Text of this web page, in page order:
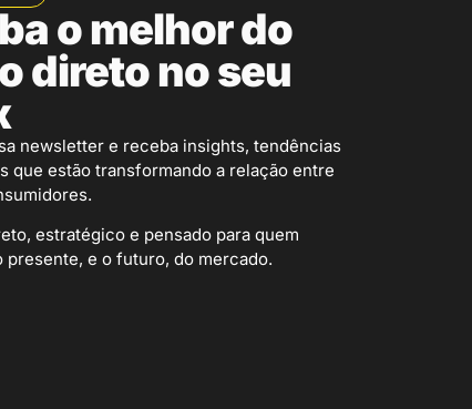
o melhor do
direto no seu
newsletter e receba insights, tendências
que estão transformando a relação entre
estratégico e pensado para quem
presente, e o futuro, do mercado.